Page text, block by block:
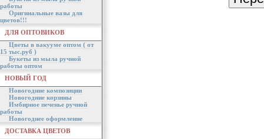
работы
Оригинальные вазы для
цветов!!!
ДЛЯ ОПТОВИКОВ
Цветы в вакууме оптом ( от
15 тыс.руб )
Букеты из мыла ручной
работы оптом
НОВЫЙ ГОД
Новогодние композиции
Новогодние корзины
Имбирное печенье ручной
работы
Новогоднее оформление
ДОСТАВКА ЦВЕТОВ